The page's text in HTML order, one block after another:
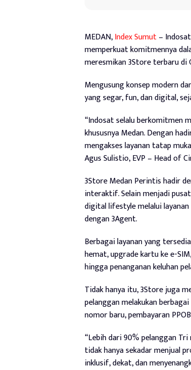
MEDAN,Index Sumut–
memperkuat komitmennya
meresmikan 3Store terbaru di
Mengusung konsep modern
yang segar, fun, dan digital,
“Indosat selalu berkomitmen
khususnya Medan. Dengan
mengakses layanan tatap
Agus Sulistio, EVP – Head of
3Store Medan Perintis hadir
interaktif. Selain menjadi
digital lifestyle melalui
dengan 3Agent.
Berbagai layanan yang
hemat, upgrade kartu ke e-
hingga penanganan keluhan
Tidak hanya itu, 3Store juga
pelanggan melakukan
nomor baru, pembayaran
“Lebih dari 90% pelanggan
tidak hanya sekadar menjual
inklusif, dekat, dan